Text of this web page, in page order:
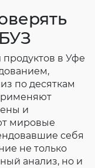
в Уфе
по десяткам
и
мировые
себя
не только
анализ, но и